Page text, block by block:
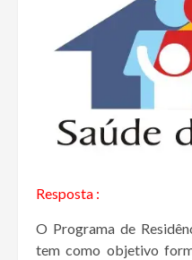
Resposta :
O Programa de
tem como objetivo